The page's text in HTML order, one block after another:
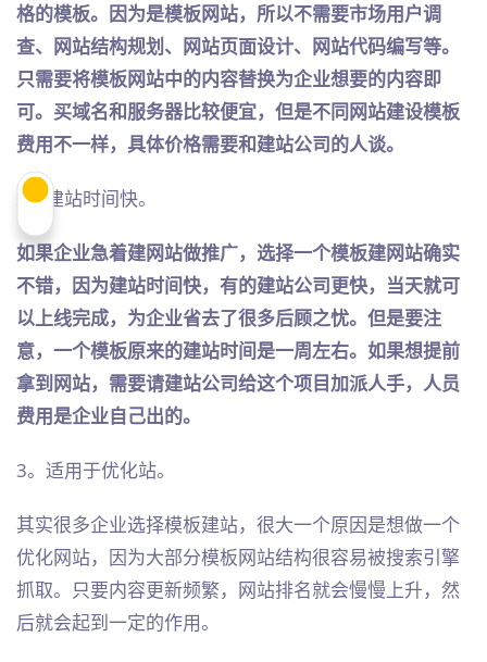
格的模板。因为是模板网站，所以不需要市场用户调
查、网站结构规划、网站页面设计、网站代码编写等。
只需要将模板网站中的内容替换为企业想要的内容即
可。买域名和服务器比较便宜，但是不同网站建设模板
费用不一样，具体价格需要和建站公司的人谈。
2。建站时间快。
如果企业急着建网站做推广，选择一个模板建网站确实
不错，因为建站时间快，有的建站公司更快，当天就可
以上线完成，为企业省去了很多后顾之忧。但是要注
意，一个模板原来的建站时间是一周左右。如果想提前
拿到网站，需要请建站公司给这个项目加派人手，人员
费用是企业自己出的。
3。适用于优化站。
其实很多企业选择模板建站，很大一个原因是想做一个
优化网站，因为大部分模板网站结构很容易被搜索引擎
抓取。只要内容更新频繁，网站排名就会慢慢上升，然
后就会起到一定的作用。